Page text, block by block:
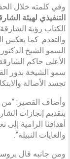
وفي كلمته خلال
التنفيذي لهيئة
الكتاب رؤية
والتقدم. كما يعكس
السمو الشيخ
الأعلى حاكم
سمو الشيخة بدور
تجسد الأصالة
وأضاف القصير: “من
بتقديم إنجازات
أهدافنا الرامية إلى
والغايات النبيلة”.
ومن جانبه قال